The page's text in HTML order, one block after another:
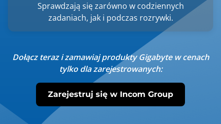
Sprawdzają się zarówno w codziennych
zadaniach, jak i podczas rozrywki.
Dołącz teraz i zamawiaj produkty Gigabyte w cenach
tylko dla zarejestrowanych:
Zarejestruj się w Incom Group